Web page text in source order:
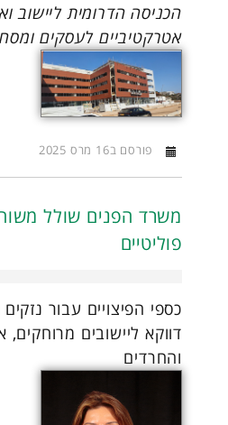
הכניסה הדרומית ליישוב
אטרקטיביים לעסקים
פורסם ב16 מרס 2025
משרד הפנים שולל
פוליטיים
כספי הפיצויים עבור
דווקא ליישובים
והחרדים